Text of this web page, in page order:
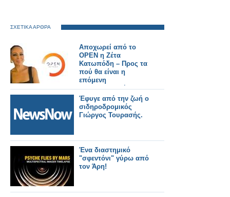
ΣΧΕΤΙΚΑ ΑΡΘΡΑ
Αποχωρεί από το
OPEN η Ζέτα
Κατωπόδη – Προς τα
πού θα είναι η
επόμενη
επαγγελματική της
στέγη; - Όλο το
ρεπορτάζ
Έφυγε από την ζωή ο
σιδηροδρομικός
Γιώργος Τουρασής.
Ένα διαστημικό
"σφεντόνι" γύρω από
τον Άρη!